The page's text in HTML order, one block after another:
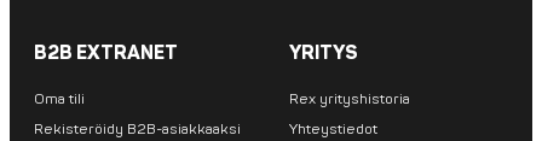
B2B EXTRANET
Oma tili
Rekisteröidy B2B-asiakkaaksi
YRITYS
Rex yrityshistoria
Yhteystiedot